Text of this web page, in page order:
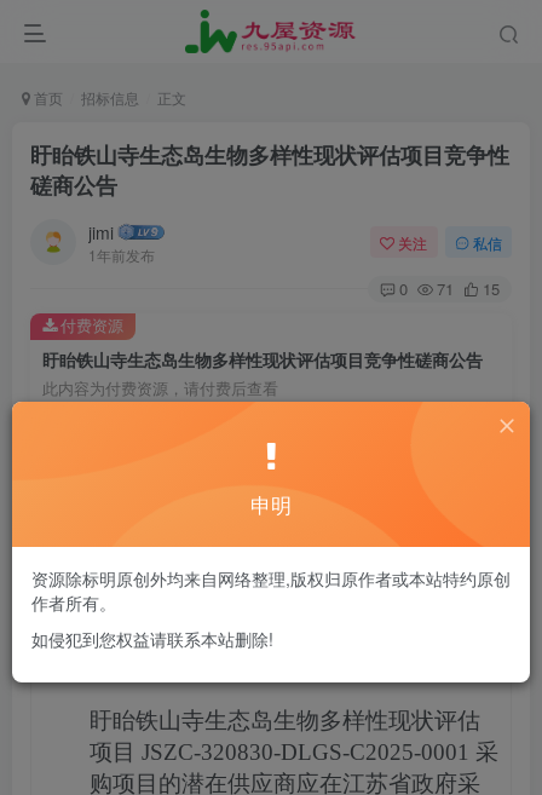
首页 招标信息 正文
盱眙铁山寺生态岛生物多样性现状评估项目竞争性
磋商公告
jimi
1年前发布
关注 私信
0 71 15
盱眙铁山寺生态岛生物多样性现状评估项目竞争性磋商公告
此内容为付费资源，请付费后查看
20
您当前未登录！建议登陆后购买，可保存购买订单
付费资源
盱眙铁山寺生态岛生物多样性现状评估
项目 JSZC-320830-DLGS-C2025-0001 采
购项目的潜在供应商应在江苏省政府采
申明
资源除标明原创外均来自网络整理,版权归原作者或本站特约原创
作者所有。
如侵犯到您权益请联系本站删除!